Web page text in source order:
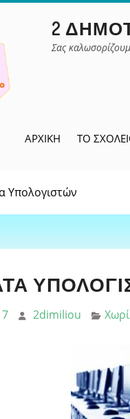
2
Σας
ΑΡΧΙΚΉ ΤΟ
Υπολογιστών
2dimiliou